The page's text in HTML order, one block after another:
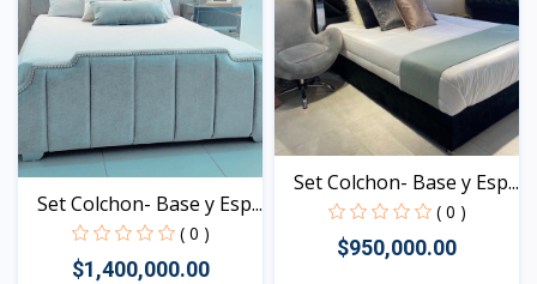
Set Colchon- Base y Esp...
( 0 )
$1,400,000.00
Set Colchon- Base y Esp...
( 0 )
$950,000.00